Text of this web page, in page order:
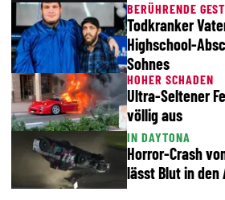
BERÜHRENDE
Todkranker
Highschool-
Sohnes
HOHER SCHADEN
Ultra-Seltener
völlig aus
IN DAYTONA
Horror-Crash
lässt Blut in